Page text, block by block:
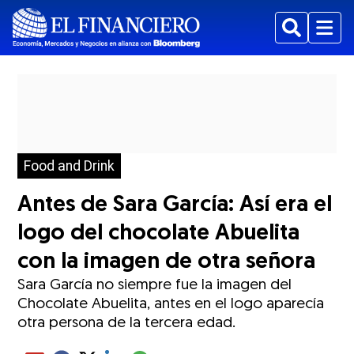
BuscarMenu
Food and Drink
Antes de Sara García: Así era el
logo del chocolate Abuelita
con la imagen de otra señora
Sara García no siempre fue la imagen del
Chocolate Abuelita, antes en el logo aparecía
otra persona de la tercera edad.